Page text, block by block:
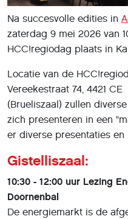
Na succesvolle edities in
zaterdag 9 mei 2026 van
HCC!regiodag plaats in
Locatie van de
Vereekestraat 74, 4421
(Brueliszaal) zullen
zich presenteren in een
er diverse presentaties en
Gistelliszaal:
10:30 - 12:00 uur Lezing
Doornenbal
De energiemarkt is de